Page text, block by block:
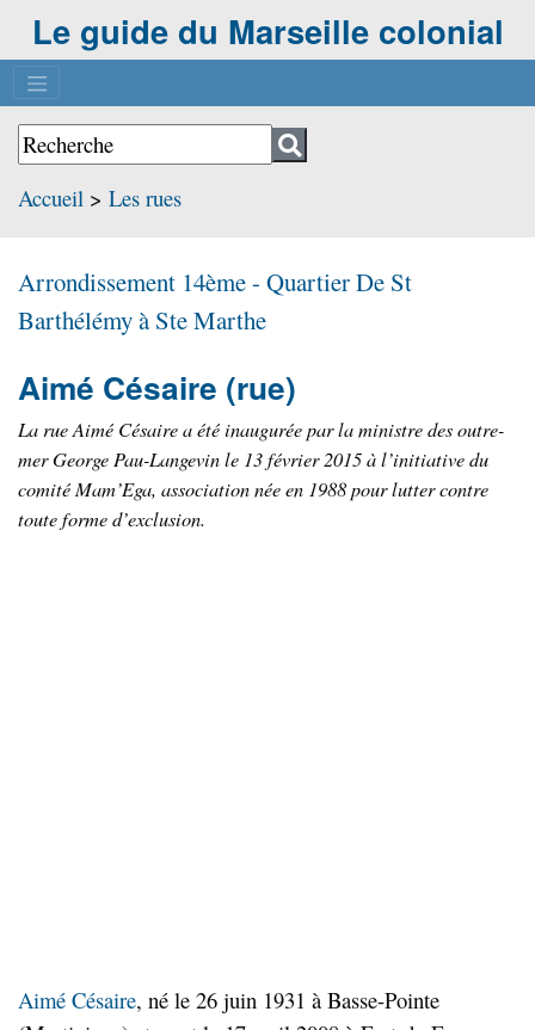
Le guide du Marseille colonial
Accueil > Les rues
Arrondissement 14ème - QuartierDe St
Barthélémy à Ste Marthe
Aimé Césaire (rue)
La rue Aimé Césaire a été inaugurée par la ministre des outre-
mer George Pau-Langevin le 13 février 2015 à l’initiative du
comité Mam’Ega, association née en 1988 pour lutter contre
toute forme d’exclusion.
Aimé Césaire, né le 26 juin 1931 à Basse-Pointe